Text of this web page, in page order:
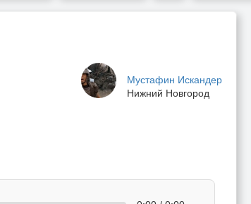
Мустафин Искандер
Нижний Новгород